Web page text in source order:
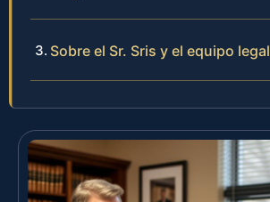
Sobre el Sr. Sris y el equipo legal